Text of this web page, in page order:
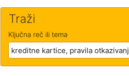
Traži
Ključna reč ili tema